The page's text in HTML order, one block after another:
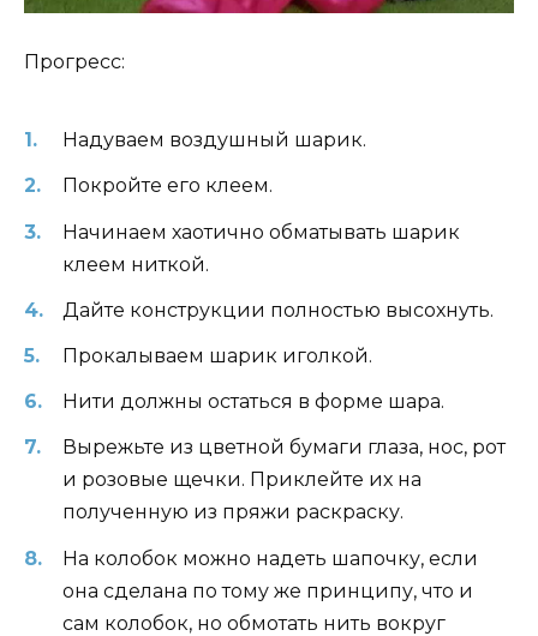
Прогресс:
Надуваем воздушный шарик.
Покройте его клеем.
Начинаем хаотично обматывать шарик
клеем ниткой.
Дайте конструкции полностью высохнуть.
Прокалываем шарик иголкой.
Нити должны остаться в форме шара.
Вырежьте из цветной бумаги глаза, нос, рот
и розовые щечки. Приклейте их на
полученную из пряжи раскраску.
На колобок можно надеть шапочку, если
она сделана по тому же принципу, что и
сам колобок, но обмотать нить вокруг